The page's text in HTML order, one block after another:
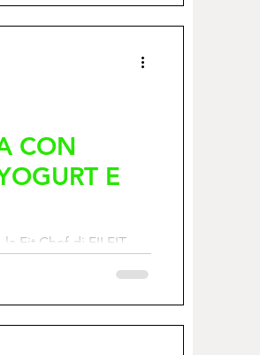
CON
E
Fit Chef di FILFIT,